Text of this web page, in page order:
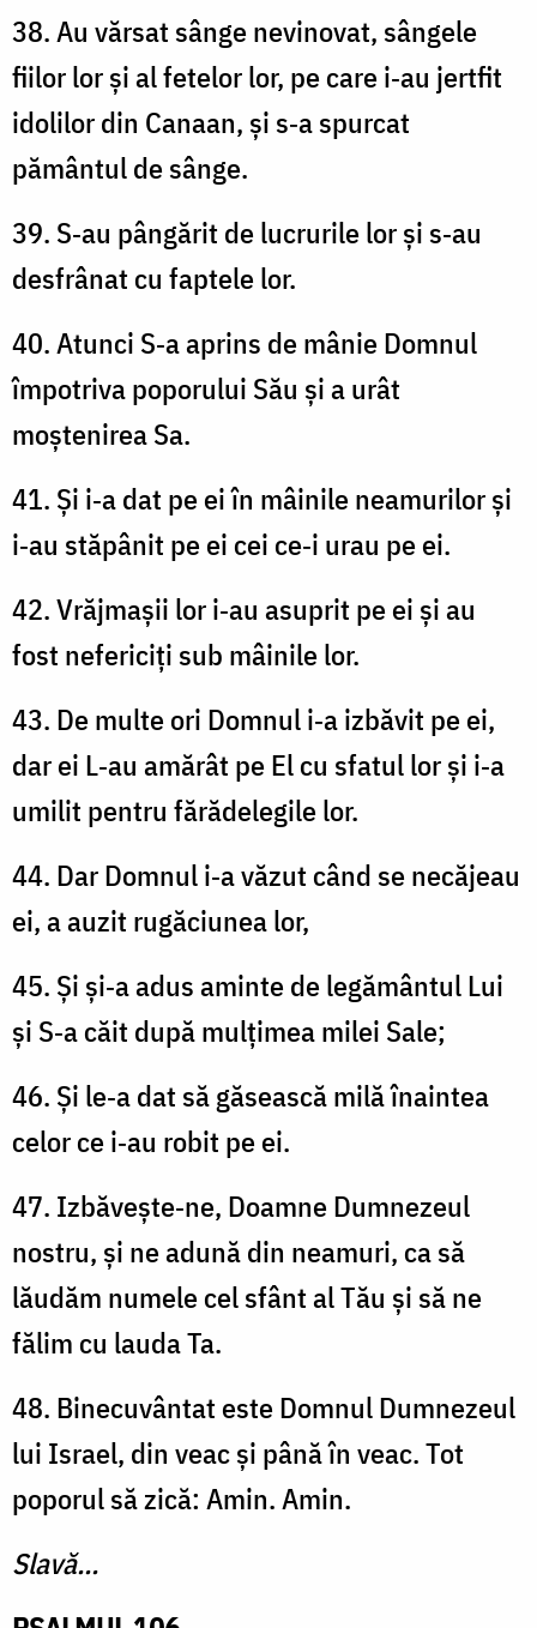
38. Au vărsat sânge nevinovat, sângele
fiilor lor și al fetelor lor, pe care i‑au jertfit
idolilor din Canaan, și s‑a spurcat
pământul de sânge.
39. S‑au pângărit de lucrurile lor și s‑au
desfrânat cu faptele lor.
40. Atunci S‑a aprins de mânie Domnul
împotriva poporului Său și a urât
moștenirea Sa.
41. Și i‑a dat pe ei în mâinile neamurilor și
i‑au stăpânit pe ei cei ce‑i urau pe ei.
42. Vrăjmașii lor i‑au asuprit pe ei și au
fost nefericiți sub mâinile lor.
43. De multe ori Domnul i‑a izbăvit pe ei,
dar ei L‑au amărât pe El cu sfatul lor și i‑a
umilit pentru fărădelegile lor.
44. Dar Domnul i‑a văzut când se necăjeau
ei, a auzit rugăciunea lor,
45. Și și‑a adus aminte de legământul Lui
și S‑a căit după mulțimea milei Sale;
46. Și le‑a dat să găsească milă înaintea
celor ce i‑au robit pe ei.
47. Izbăvește‑ne, Doamne Dumnezeul
nostru, și ne adună din neamuri, ca să
lăudăm numele cel sfânt al Tău și să ne
fălim cu lauda Ta.
48. Binecuvântat este Domnul Dumnezeul
lui Israel, din veac și până în veac. Tot
poporul să zică: Amin. Amin.
Slavă...